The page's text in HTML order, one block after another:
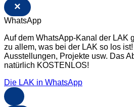
×
WhatsApp
Auf dem WhatsApp-Kanal der LAK
zu allem, was bei der LAK so los
Ausstellungen, Projekte usw. Das
natürlich KOSTENLOS!
Die LAK in WhatsApp